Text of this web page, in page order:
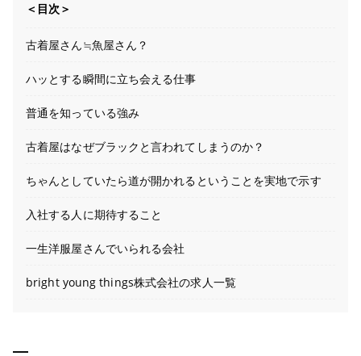
＜目次＞
古着屋さん≒魚屋さん？
ハッとする瞬間に立ち会える仕事
普通を知っている強み
古着屋はなぜブラックと言われてしまうのか？
ちゃんとしていたら道が開かれるということを実地で示す
入社する人に期待すること
一生洋服屋さんでいられる会社
bright young things株式会社の求人一覧